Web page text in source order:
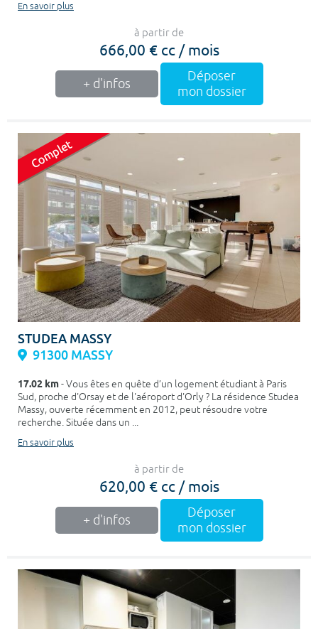
En savoir plus
à partir de
666,00 € cc / mois
+ d'infos
Déposer
mon dossier
STUDEA MASSY
91300 MASSY
17.02 km- Vous êtes en quête d’un logement étudiant à Paris
Sud, proche d'Orsay et de l'aéroport d'Orly ? La résidence Studea
Massy, ouverte récemment en 2012, peut résoudre votre
recherche. Située dans un ...
En savoir plus
à partir de
620,00 € cc / mois
+ d'infos
Déposer
mon dossier